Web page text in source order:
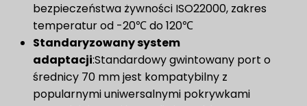
bezpieczeństwa żywności ISO22000, zakres
temperatur od -20℃ do 120℃
Standaryzowany system
adaptacji:Standardowy gwintowany port o
średnicy 70 mm jest kompatybilny z
popularnymi uniwersalnymi pokrywkami